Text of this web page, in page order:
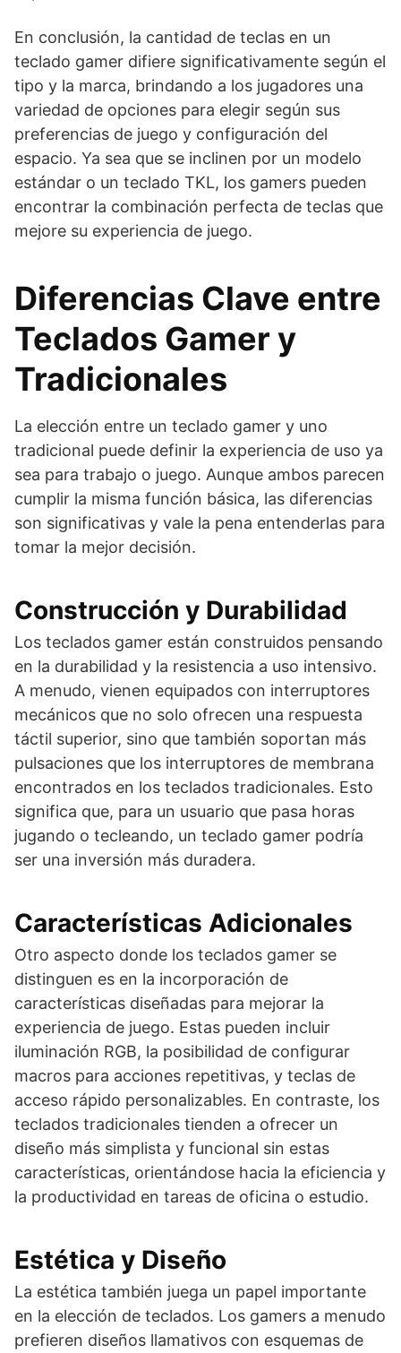
En conclusión, la cantidad de teclas en un
teclado gamer difiere significativamente según el
tipo y la marca, brindando a los jugadores una
variedad de opciones para elegir según sus
preferencias de juego y configuración del
espacio. Ya sea que se inclinen por un modelo
estándar o un teclado TKL, los gamers pueden
encontrar la combinación perfecta de teclas que
mejore su experiencia de juego.
Diferencias Clave entre
Teclados Gamer y
Tradicionales
La elección entre un teclado gamer y uno
tradicional puede definir la experiencia de uso ya
sea para trabajo o juego. Aunque ambos parecen
cumplir la misma función básica, las diferencias
son significativas y vale la pena entenderlas para
tomar la mejor decisión.
Construcción y Durabilidad
Los teclados gamer están construidos pensando
en la durabilidad y la resistencia a uso intensivo.
A menudo, vienen equipados con interruptores
mecánicos que no solo ofrecen una respuesta
táctil superior, sino que también soportan más
pulsaciones que los interruptores de membrana
encontrados en los teclados tradicionales. Esto
significa que, para un usuario que pasa horas
jugando o tecleando, un teclado gamer podría
ser una inversión más duradera.
Características Adicionales
Otro aspecto donde los teclados gamer se
distinguen es en la incorporación de
características diseñadas para mejorar la
experiencia de juego. Estas pueden incluir
iluminación RGB, la posibilidad de configurar
macros para acciones repetitivas, y teclas de
acceso rápido personalizables. En contraste, los
teclados tradicionales tienden a ofrecer un
diseño más simplista y funcional sin estas
características, orientándose hacia la eficiencia y
la productividad en tareas de oficina o estudio.
Estética y Diseño
La estética también juega un papel importante
en la elección de teclados. Los gamers a menudo
prefieren diseños llamativos con esquemas de